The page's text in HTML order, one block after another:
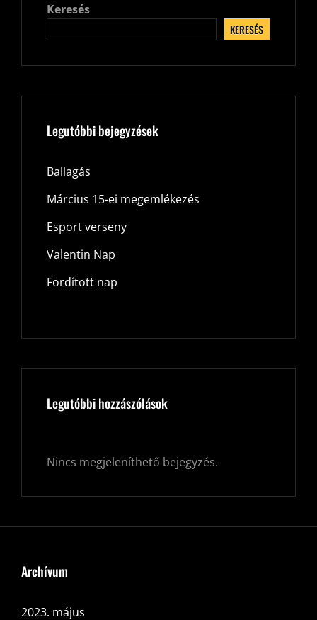
Keresés
KERESÉS
Legutóbbi bejegyzések
Ballagás
Március 15-ei megemlékezés
Esport verseny
Valentin Nap
Fordított nap
Legutóbbi hozzászólások
Nincs megjeleníthető bejegyzés.
Archívum
2023. május